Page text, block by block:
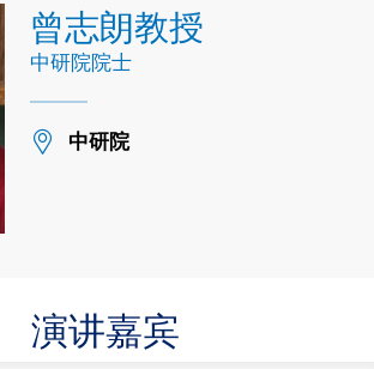
曾志朗教授
中研院院士
Location
中研院
演讲嘉宾